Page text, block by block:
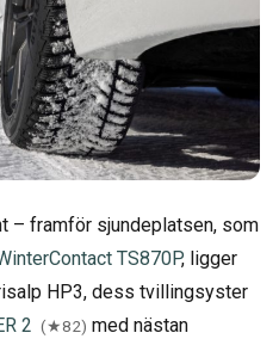
– framför sjundeplatsen, som
TS870P, ligger
HP3, dess tvillingsyster
2 (★82) med nästan